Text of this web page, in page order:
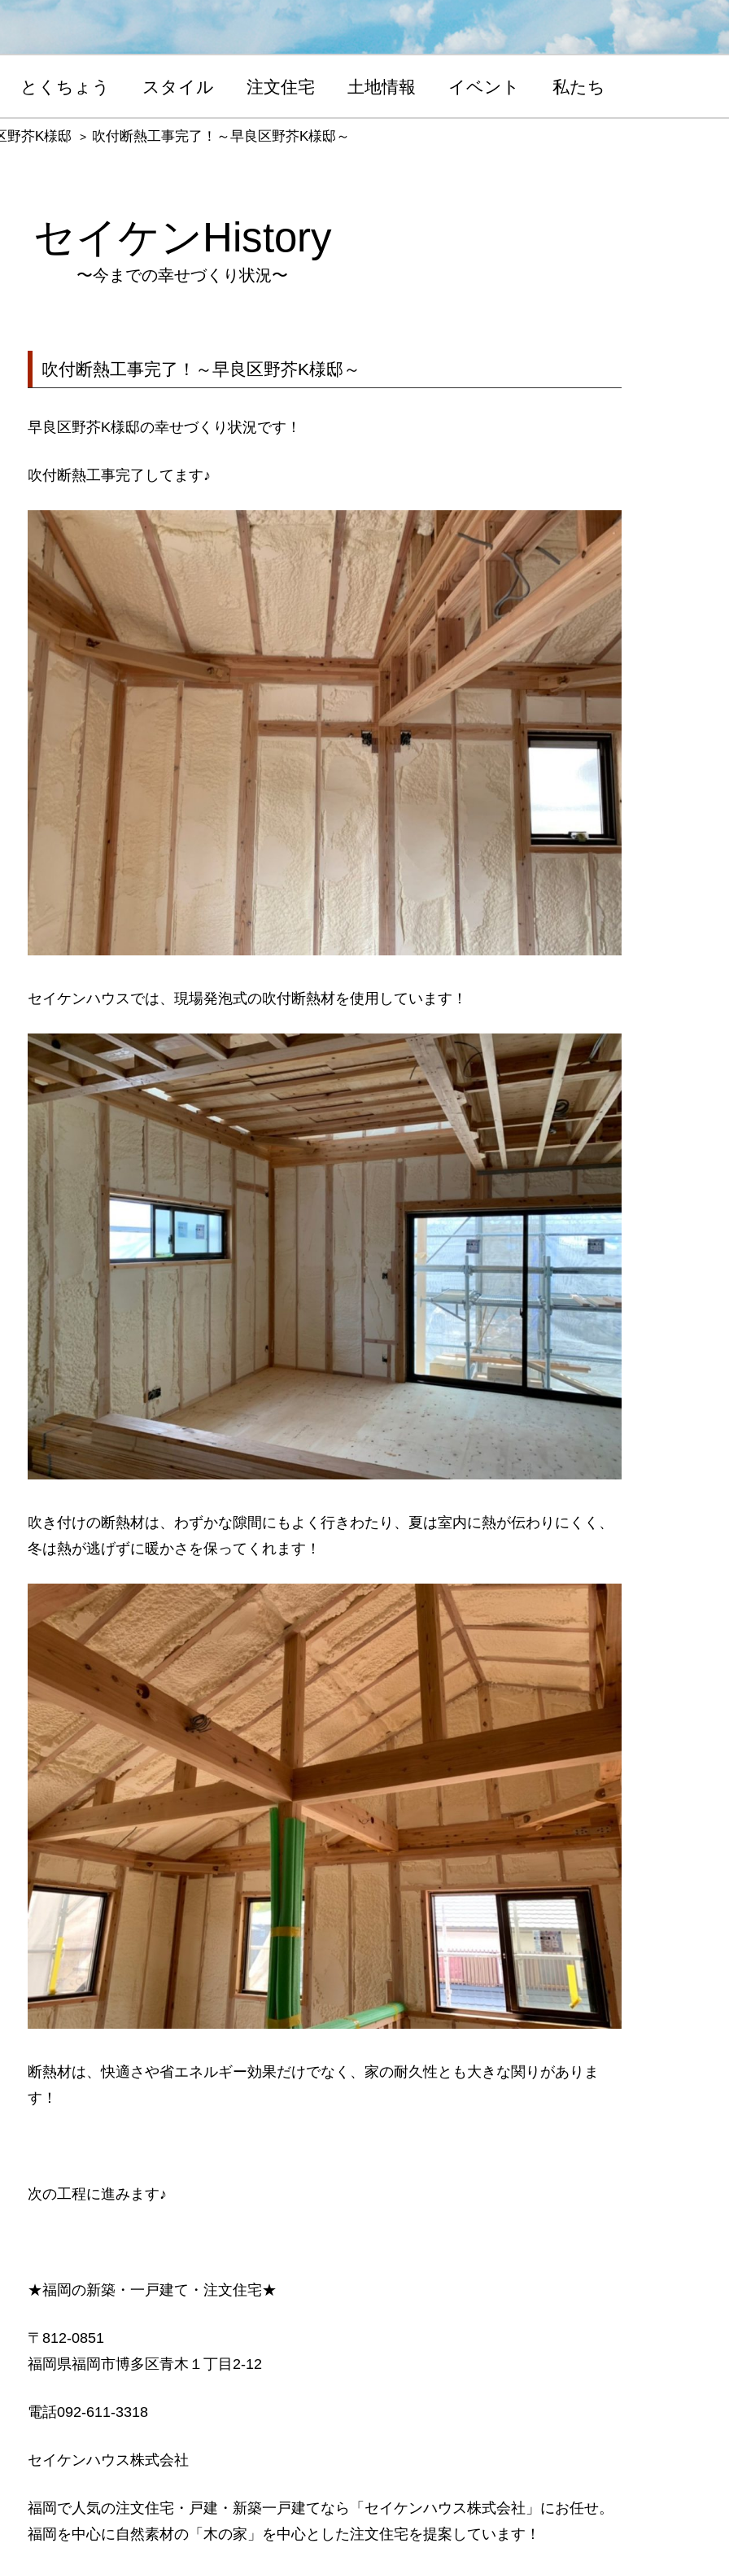
とくちょう スタイル 注文住宅 土地情報 イベント 私たち
野芥K様邸 吹付断熱工事完了！～早良区野芥K様邸～
セイケンHistory
〜今までの幸せづくり状況〜
吹付断熱工事完了！～早良区野芥K様邸～
早良区野芥K様邸の幸せづくり状況です！
吹付断熱工事完了してます♪
セイケンハウスでは、現場発泡式の吹付断熱材を使用しています！
吹き付けの断熱材は、わずかな隙間にもよく行きわたり、夏は室内に熱が伝わりにくく、
冬は熱が逃げずに暖かさを保ってくれます！
断熱材は、快適さや省エネルギー効果だけでなく、家の耐久性とも大きな関りがありま
す！
次の工程に進みます♪
★福岡の新築・一戸建て・注文住宅★
〒812-0851
福岡県福岡市博多区青木１丁目2-12
電話092-611-3318
セイケンハウス株式会社
福岡で人気の注文住宅・戸建・新築一戸建てなら「セイケンハウス株式会社」にお任せ。
福岡を中心に自然素材の「木の家」を中心とした注文住宅を提案しています！